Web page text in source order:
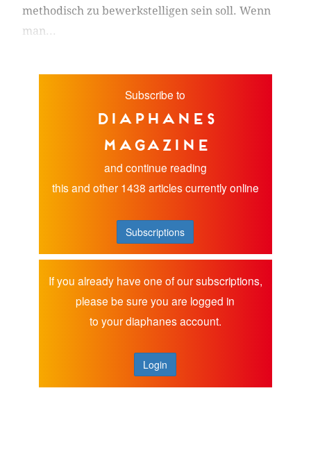
methodisch zu bewerkstelligen sein soll. Wenn
man...
Subscribe to
diaphanes
magazine
and continue reading
this and other 1438 articles currently online
Subscriptions
If you already have one of our subscriptions,
please be sure you are logged in
to your diaphanes account.
Login